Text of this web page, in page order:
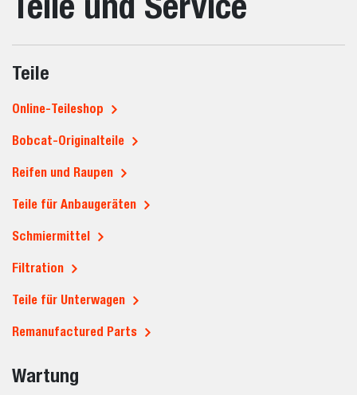
Wartung
Teile
Online-Teileshop
Bobcat-Originalteile
Reifen und Raupen
Teile für Anbaugeräten
Schmiermittel
Filtration
Teile für Unterwagen
Remanufactured Parts